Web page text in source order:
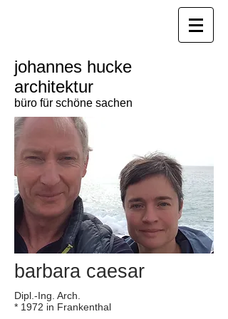
johannes hucke
architektur
büro für schöne sachen
barbara caesar
Dipl.-Ing. Arch.
* 1972 in Frankenthal